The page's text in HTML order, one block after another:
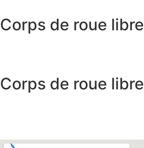
Corps de roue libre
Corps de roue libre